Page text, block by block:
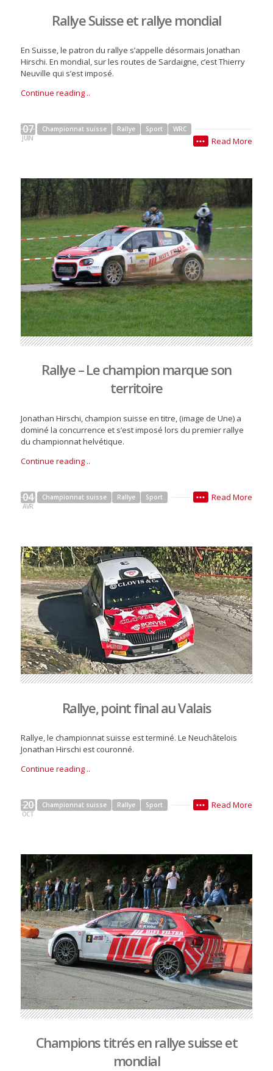
Rallye Suisse et rallye mondial
En Suisse, le patron du rallye s’appelle désormais Jonathan
Hirschi. En mondial, sur les routes de Sardaigne, c’est Thierry
Neuville qui s’est imposé.
Continue reading ..
07
JUIN
Championnat suisse Rallye Sport WRC
Read More
•••
Rallye – Le champion marque son
territoire
Jonathan Hirschi, champion suisse en titre, (image de Une) a
dominé la concurrence et s’est imposé lors du premier rallye
du championnat helvétique.
Continue reading ..
04
AVR
Championnat suisse Rallye Sport Read More
•••
Rallye, point final au Valais
Rallye, le championnat suisse est terminé. Le Neuchâtelois
Jonathan Hirschi est couronné.
Continue reading ..
20
OCT
Championnat suisse Rallye Sport Read More
•••
Champions titrés en rallye suisse et
mondial